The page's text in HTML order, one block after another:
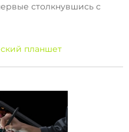
столкнувшись с
планшет